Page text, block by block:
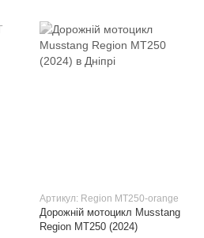
Артикул: Region MT250-orange
Дорожній мотоцикл Musstang
Region MT250 (2024)